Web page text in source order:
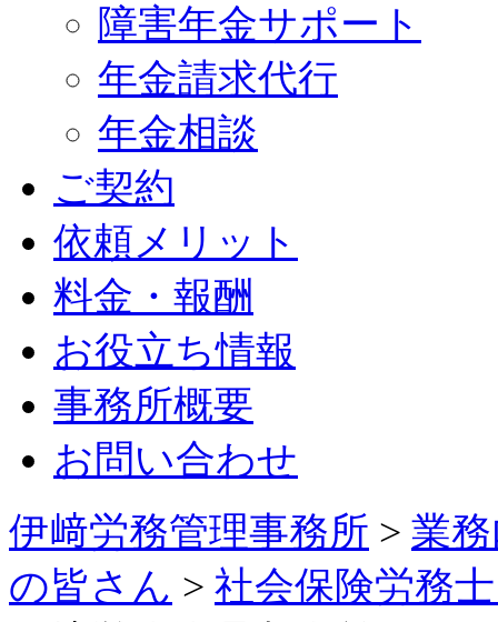
障害年金サポート
年金請求代行
年金相談
ご契約
依頼メリット
料金・報酬
お役立ち情報
事務所概要
お問い合わせ
伊﨑労務管理事務所 > 業
の皆さん > 社会保険労務